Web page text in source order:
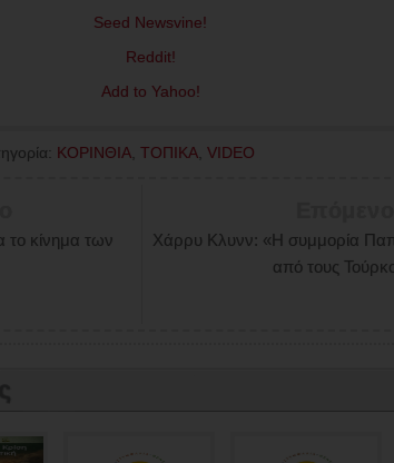
ΚΟΡΙΝΘΙΑ ΤΟΠΙΚΑ VIDEO
Χάρρυ Κλυνν: «Η συμμορία
από τους
το κίνημα των